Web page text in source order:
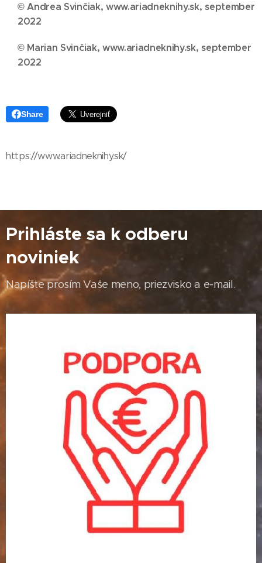
© Andrea Svinčiak, www.ariadneknihy.sk, september
2022
© Marian Svinčiak, www.ariadneknihy.sk, september
2022
Share
https://www.ariadneknihy.sk/
Prihláste sa k odberu
noviniek
Napíšte prosím Vaše meno, priezvisko a e-mail.